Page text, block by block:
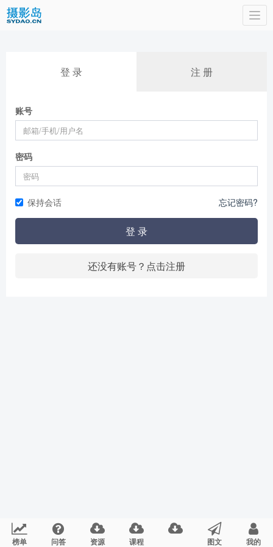
登 录 注 册
账号
密码
保持会话 忘记密码?
登 录
还没有账号？点击注册
榜单 问答 资源 课程 图文 我的